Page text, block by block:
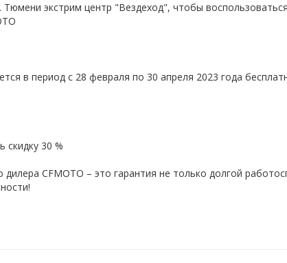
экстрим центр "Вездеход", чтобы
в период с 28 февраля по 30 апреля 2023 года
скидку 30 %
CFMOTO – это гарантия не только долгой